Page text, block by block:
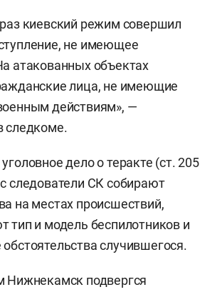
киевский режим совершил
не имеющее
атакованных объектах
лица, не имеющие
действиям», —
следкоме.
дело о теракте (ст. 205
следователи СК собирают
на местах происшествий,
тип и модель беспилотников и
случившегося.
Нижнекамск подвергся